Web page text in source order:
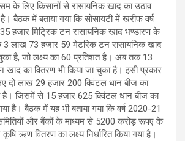
के लिए किसानों से रासायनिक खाद का उठाव
बैठक में बताया गया कि सोसायटी में खरीफ वर्ष
हजार मिट्रिक टन रासायनिक खाद भण्डारण के
3 लाख 73 हजार 59 मेटरिक टन रासायनिक खाद
है, जो लक्ष्य का 60 प्रतिशत है। अब तक 13
खाद का वितरण भी किया जा चुका है। इसी प्रकार
दो लाख 29 हजार 200 क्विंटल धान बीज का
है। जिसमें से 15 हजार 625 क्विंटल धान बीज का
है। बैठक में यह भी बताया गया कि वर्ष 2020-21
और बैंकों के माध्यम से 5200 करोड़ रूपए के
ऋण वितरण का लक्ष्य निर्धारित किया गया है।